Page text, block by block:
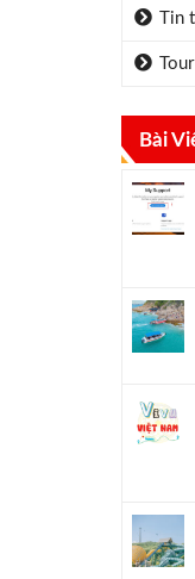
Tin
Bài